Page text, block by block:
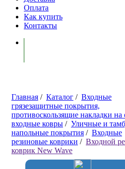
Оплата
Как купить
Контакты
Главная / Каталог / Входные
грязезащитные покрытия,
противоскользящие накладки на
входные ковры / Уличные и
напольные покрытия / Входные
резиновые коврики / Входной
коврик New Wave